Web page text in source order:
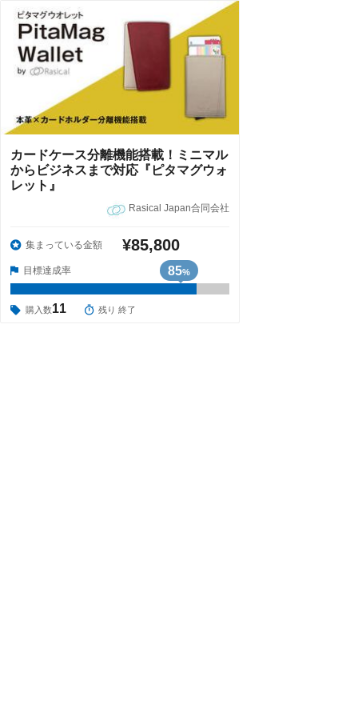
カードケース分離機能搭載！ミニマル
からビジネスまで対応『ピタマグウォ
レット』
Rasical Japan合同会社
集まっている金額 ¥85,800
目標達成率 85%
購入数11 残り 終了